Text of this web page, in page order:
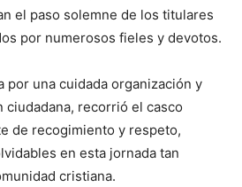
el paso solemne de los titulares
por numerosos fieles y devotos.
por una cuidada organización y
ciudadana, recorrió el casco
de recogimiento y respeto,
en esta jornada tan
cristiana.